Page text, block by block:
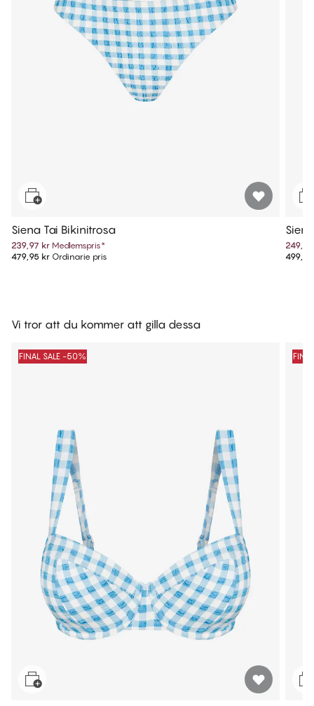
Siena Tai Bikinitrosa
239,97 kr Medlemspris*
479,95 kr Ordinarie pris
Vi tror att du kommer att gilla dessa
FINAL SALE -50%